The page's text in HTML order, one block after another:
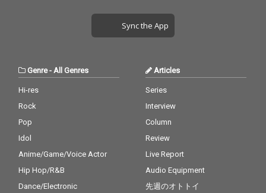
Sync the App
Genre- All Genres
Hi-res
Rock
Pop
Idol
Anime/Game/Voice Actor
Hip Hop/R&B
Dance/Electronic
Articles
Series
Interview
Column
Review
Live Report
Audio Equipment
先週のオトトイ